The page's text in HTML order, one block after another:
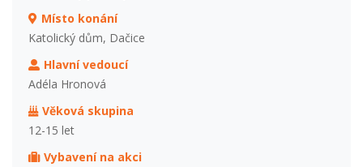
Místo konání
Katolický dům, Dačice
Hlavní vedoucí
Adéla Hronová
Věková skupina
12-15 let
Vybavení na akci